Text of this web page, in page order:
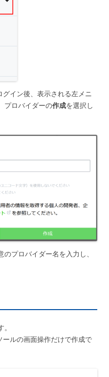
イン後、表示される左メニ
プロバイダーの作成を選択し
プロバイダー名を入力し、
ルの画面操作だけで作成で